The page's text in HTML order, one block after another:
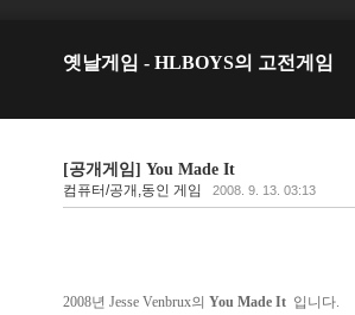
옛날게임 - HLBOYS의 고전게임
[공개게임] You Made It
컴퓨터/공개,동인 게임 2008. 9. 13. 03:13
2008년 Jesse Venbrux의 You Made It 입니다.